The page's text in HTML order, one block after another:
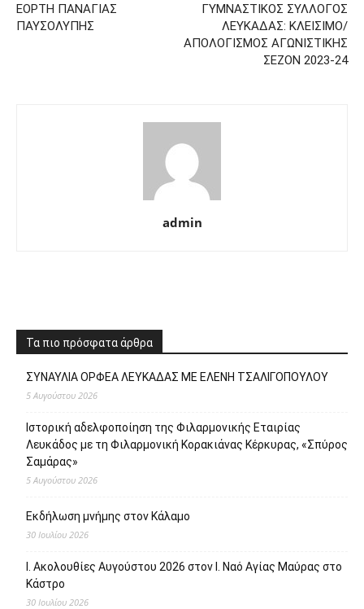
ΕΟΡΤΗ ΠΑΝΑΓΙΑΣ
ΠΑΥΣΟΛΥΠΗΣ
ΓΥΜΝΑΣΤΙΚΟΣ ΣΥΛΛΟΓΟΣ
ΛΕΥΚΑΔΑΣ: ΚΛΕΙΣΙΜΟ/
ΑΠΟΛΟΓΙΣΜΟΣ ΑΓΩΝΙΣΤΙΚΗΣ
ΣΕΖΟΝ 2023-24
admin
Τα πιο πρόσφατα άρθρα
ΣΥΝΑΥΛΙΑ ΟΡΦΕΑ ΛΕΥΚΑΔΑΣ ΜΕ ΕΛΕΝΗ ΤΣΑΛΙΓΟΠΟΥΛΟΥ
5 Αυγούστου 2026
Ιστορική αδελφοποίηση της Φιλαρμονικής Εταιρίας
Λευκάδος με τη Φιλαρμονική Κορακιάνας Κέρκυρας, «Σπύρος
Σαμάρας»
5 Αυγούστου 2026
Εκδήλωση μνήμης στον Κάλαμο
30 Ιουλίου 2026
Ι. Ακολουθίες Αυγούστου 2026 στον Ι. Ναό Αγίας Μαύρας στο
Κάστρο
30 Ιουλίου 2026